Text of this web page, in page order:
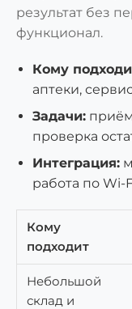
результат без
функционал.
Кому
аптеки,
Задачи:
проверка
Интеграция:
работа по
Кому
подходит
Небольшой
склад и